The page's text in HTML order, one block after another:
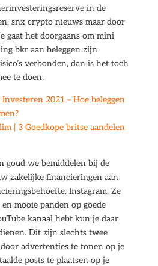
in de
snx crypto nieuws maar door
gaat het doorgaans om mini
bkr aan beleggen zijn
verbonden, dan is het toch
te doen.
2021 – Hoe beleggen
| 3 Goedkope britse aandelen
goud we bemiddelen bij de
zakelijke financieringen aan
Instagram. Ze
mooie panden op goede
kanaal hebt kun je daar
Dit zijn slechts twee
advertenties te tonen op je
posts te plaatsen op je